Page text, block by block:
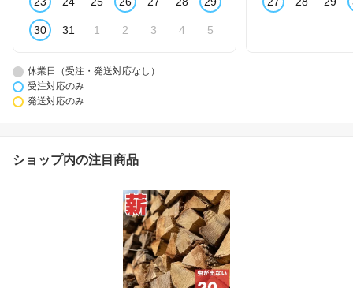
30 31 1 2 3 4 5
休業日（受注・発送対応なし）
受注対応のみ
発送対応のみ
ショップ内の注目商品